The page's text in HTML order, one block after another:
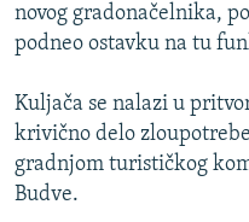
INFOGRAFIKE
KINA NA BALKANU
ISPRIČAJ MI
DNEVNO@RSE
SPECIJALI RSE
novog gradonačelnika,
podneo ostavku na tu
Kuljača se nalazi u
krivično delo
gradnjom turističkog
Budve.